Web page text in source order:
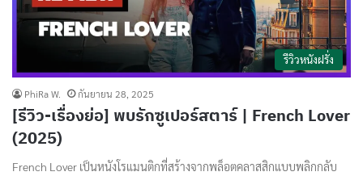
รีวิวหนังฝรั่ง
PhiRa W. กันยายน 28, 2025
[รีวิว-เรื่องย่อ] พบรักซูเปอร์สตาร์ | French Lover
(2025)
French Lover เป็นหนังโรแมนติกที่สร้างจากพล็อตคลาสสิกแบบพลิกกลับ